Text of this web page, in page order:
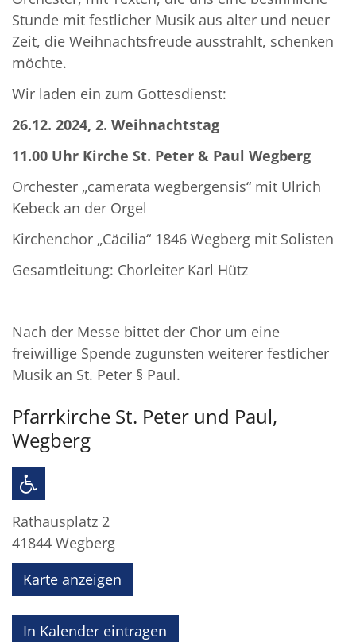
Stunde mit festlicher Musik aus alter und neuer
Zeit, die Weihnachtsfreude ausstrahlt, schenken
möchte.
Wir laden ein zum Gottesdienst:
26.12. 2024, 2. Weihnachtstag
11.00 Uhr Kirche St. Peter & Paul Wegberg
Orchester „camerata wegbergensis“ mit Ulrich
Kebeck an der Orgel
Kirchenchor „Cäcilia“ 1846 Wegberg mit Solisten
Gesamtleitung: Chorleiter Karl Hütz
Nach der Messe bittet der Chor um eine
freiwillige Spende zugunsten weiterer festlicher
Musik an St. Peter § Paul.
Pfarrkirche St. Peter und Paul,
Wegberg
Rathausplatz 2
41844 Wegberg
Karte anzeigen
In Kalender eintragen